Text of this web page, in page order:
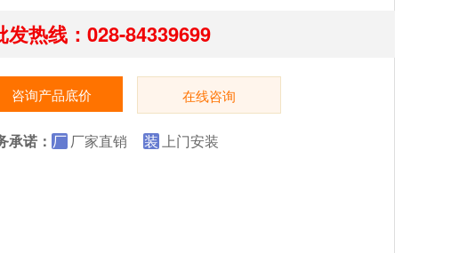
发热线：028-84339699
咨询产品底价 在线咨询
承诺： 厂 厂家直销 装 上门安装